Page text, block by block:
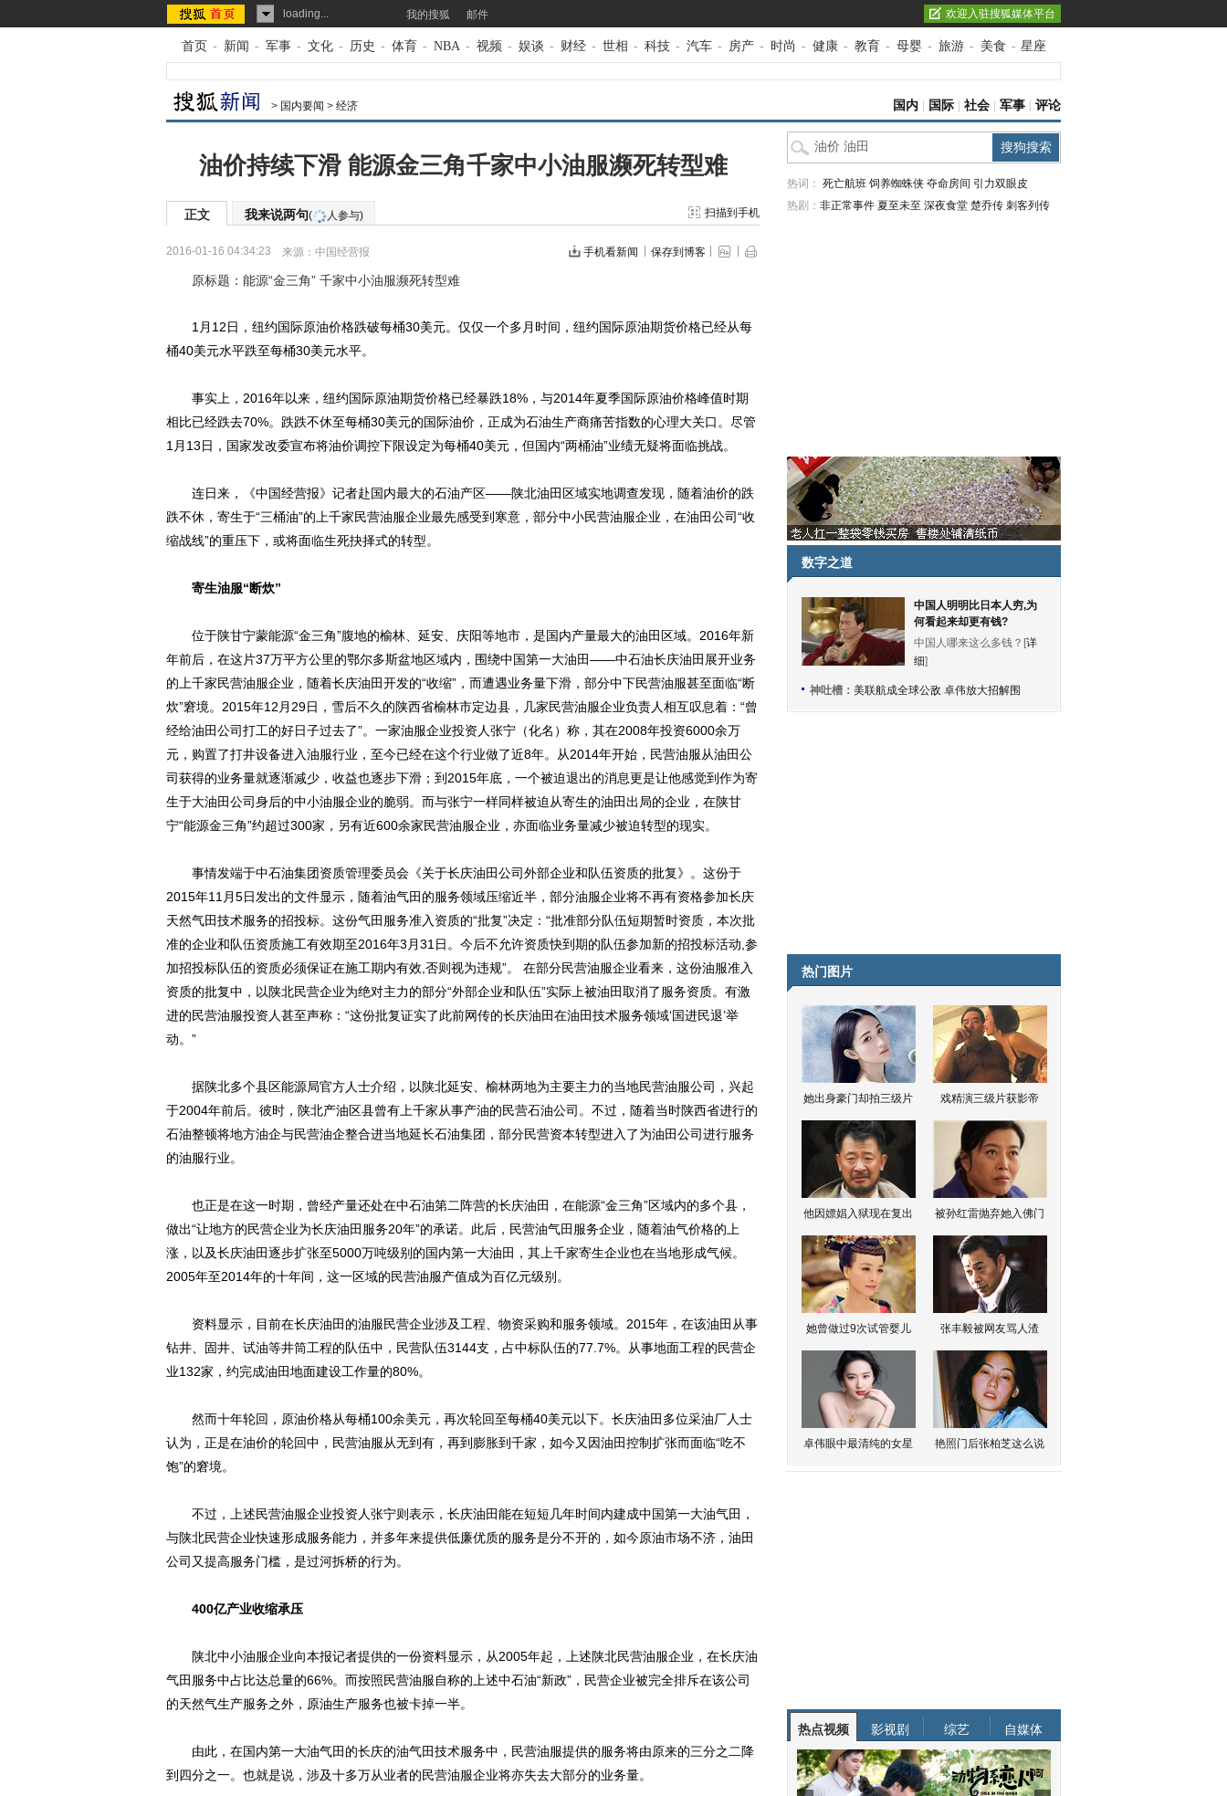
loading... 我的搜狐 邮件 欢迎入驻搜狐媒体平台
首页 - 新闻 - 军事 - 文化 - 历史 - 体育 - NBA - 视频 - 娱谈 - 财经 - 世相 - 科技 - 汽车 - 房产 - 时尚 - 健康 - 教育 - 母婴 - 旅游 - 美食 - 星座
> 国内要闻 > 经济 国内 国际 社会 军事 评论
油价持续下滑 能源金三角千家中小油服濒死转型难
正文 我来说两句( 人参与) 扫描到手机
2016-01-16 04:34:23 来源： 中国经营报 手机看新闻 保存到博客
原标题：能源“金三角” 千家中小油服濒死转型难
1月12日，纽约国际原油价格跌破每桶30美元。仅仅一个多月时间，纽约国际原油期货价格已经从每
桶40美元水平跌至每桶30美元水平。
事实上，2016年以来，纽约国际原油期货价格已经暴跌18%，与2014年夏季国际原油价格峰值时期
相比已经跌去70%。跌跌不休至每桶30美元的国际油价，正成为石油生产商痛苦指数的心理大关口。尽管
1月13日，国家发改委宣布将油价调控下限设定为每桶40美元，但国内“两桶油”业绩无疑将面临挑战。
连日来，《中国经营报》记者赴国内最大的石油产区——陕北油田区域实地调查发现，随着油价的跌
跌不休，寄生于“三桶油”的上千家民营油服企业最先感受到寒意，部分中小民营油服企业，在油田公司“收
缩战线”的重压下，或将面临生死抉择式的转型。
寄生油服“断炊”
位于陕甘宁蒙能源“金三角”腹地的榆林、延安、庆阳等地市，是国内产量最大的油田区域。2016年新
年前后，在这片37万平方公里的鄂尔多斯盆地区域内，围绕中国第一大油田——中石油长庆油田展开业务
的上千家民营油服企业，随着长庆油田开发的“收缩”，而遭遇业务量下滑，部分中下民营油服甚至面临“断
炊”窘境。2015年12月29日，雪后不久的陕西省榆林市定边县，几家民营油服企业负责人相互叹息着：“曾
经给油田公司打工的好日子过去了”。一家油服企业投资人张宁（化名）称，其在2008年投资6000余万
元，购置了打井设备进入油服行业，至今已经在这个行业做了近8年。从2014年开始，民营油服从油田公
司获得的业务量就逐渐减少，收益也逐步下滑；到2015年底，一个被迫退出的消息更是让他感觉到作为寄
生于大油田公司身后的中小油服企业的脆弱。而与张宁一样同样被迫从寄生的油田出局的企业，在陕甘
宁“能源金三角”约超过300家，另有近600余家民营油服企业，亦面临业务量减少被迫转型的现实。
事情发端于中石油集团资质管理委员会《关于长庆油田公司外部企业和队伍资质的批复》。这份于
2015年11月5日发出的文件显示，随着油气田的服务领域压缩近半，部分油服企业将不再有资格参加长庆
天然气田技术服务的招投标。这份气田服务准入资质的“批复”决定：“批准部分队伍短期暂时资质，本次批
准的企业和队伍资质施工有效期至2016年3月31日。今后不允许资质快到期的队伍参加新的招投标活动,参
加招投标队伍的资质必须保证在施工期内有效,否则视为违规”。 在部分民营油服企业看来，这份油服准入
资质的批复中，以陕北民营企业为绝对主力的部分“外部企业和队伍”实际上被油田取消了服务资质。有激
进的民营油服投资人甚至声称：“这份批复证实了此前网传的长庆油田在油田技术服务领域‘国进民退’举
动。”
据陕北多个县区能源局官方人士介绍，以陕北延安、榆林两地为主要主力的当地民营油服公司，兴起
于2004年前后。彼时，陕北产油区县曾有上千家从事产油的民营石油公司。不过，随着当时陕西省进行的
石油整顿将地方油企与民营油企整合进当地延长石油集团，部分民营资本转型进入了为油田公司进行服务
的油服行业。
也正是在这一时期，曾经产量还处在中石油第二阵营的长庆油田，在能源“金三角”区域内的多个县，
做出“让地方的民营企业为长庆油田服务20年”的承诺。此后，民营油气田服务企业，随着油气价格的上
涨，以及长庆油田逐步扩张至5000万吨级别的国内第一大油田，其上千家寄生企业也在当地形成气候。
2005年至2014年的十年间，这一区域的民营油服产值成为百亿元级别。
资料显示，目前在长庆油田的油服民营企业涉及工程、物资采购和服务领域。2015年，在该油田从事
钻井、固井、试油等井筒工程的队伍中，民营队伍3144支，占中标队伍的77.7%。从事地面工程的民营企
业132家，约完成油田地面建设工作量的80%。
然而十年轮回，原油价格从每桶100余美元，再次轮回至每桶40美元以下。长庆油田多位采油厂人士
认为，正是在油价的轮回中，民营油服从无到有，再到膨胀到千家，如今又因油田控制扩张而面临“吃不
饱”的窘境。
不过，上述民营油服企业投资人张宁则表示，长庆油田能在短短几年时间内建成中国第一大油气田，
与陕北民营企业快速形成服务能力，并多年来提供低廉优质的服务是分不开的，如今原油市场不济，油田
公司又提高服务门槛，是过河拆桥的行为。
400亿产业收缩承压
陕北中小油服企业向本报记者提供的一份资料显示，从2005年起，上述陕北民营油服企业，在长庆油
气田服务中占比达总量的66%。而按照民营油服自称的上述中石油“新政”，民营企业被完全排斥在该公司
的天然气生产服务之外，原油生产服务也被卡掉一半。
由此，在国内第一大油气田的长庆的油气田技术服务中，民营油服提供的服务将由原来的三分之二降
到四分之一。也就是说，涉及十多万从业者的民营油服企业将亦失去大部分的业务量。
热词： 死亡航班 饲养蜘蛛侠 夺命房间 引力双眼皮
热剧： 非正常事件 夏至未至 深夜食堂 楚乔传 刺客列传
数字之道
中国人明明比日本人穷,为
何看起来却更有钱?
中国人哪来这么多钱？[详
细]
神吐槽： 美联航成全球公敌 卓伟放大招解围
热门图片
她出身豪门却拍三级片 戏精演三级片获影帝
他因嫖娼入狱现在复出 被孙红雷抛弃她入佛门
她曾做过9次试管婴儿 张丰毅被网友骂人渣
卓伟眼中最清纯的女星 艳照门后张柏芝这么说
热点视频 影视剧 综艺 自媒体